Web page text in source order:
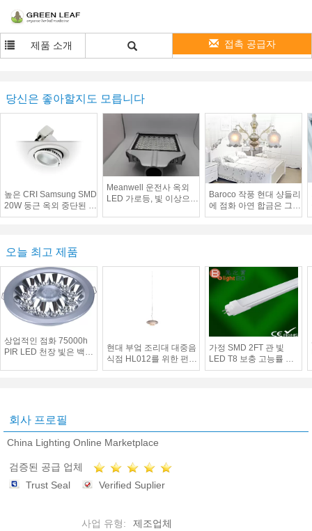
제품 소개 접촉 공급자
당신은 좋아할지도 모릅니다
높은 CRI Samsung SMD
20W 둥근 옥외 중단된 지
도된 Downlights 목욕탕
Meanwell 운전사 옥외
LED 가로등, 빛 이상으로
Baroco 작풍 현대 샹들리
에 점화 아연 합금은 그늘
주물 3 머리 아래쪽으로
오늘 최고 제품
상업적인 점화 75000h
PIR LED 천장 빛은 백색
현대 부엌 조리대 대중음
식점 HL012를 위한 펀던
트 빛을 거는 모자 LED
가정 SMD 2FT 관 빛
LED T8 보충 고능률 자
연적인 백색 AC 120 V
회사 프로필
China Lighting Online Marketplace
검증된 공급 업체
Trust Seal
Verified Suplier
사업 유형:
제조업체